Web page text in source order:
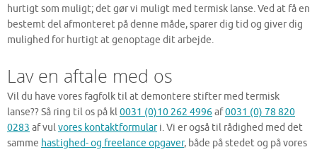
hurtigt som muligt; det gør vi muligt med termisk lanse. Ved at få en
bestemt del afmonteret på denne måde, sparer dig tid og giver dig
mulighed for hurtigt at genoptage dit arbejde.
Lav en aftale med os
Vil du have vores fagfolk til at demontere stifter med termisk
lanse?? Så ring til os på kl0031 (0)10 262 4996af0031 (0) 78 820
0283 af vulvores kontaktformulari. Vi er også til rådighed med det
samme hastighed- og freelance opgaver, både på stedet og på vores